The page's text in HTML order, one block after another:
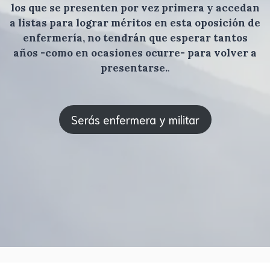
los que se presenten por vez primera y accedan
a listas para lograr méritos en esta oposición de
enfermería, no tendrán que esperar tantos
años -como en ocasiones ocurre- para volver a
presentarse..
Serás enfermera y militar